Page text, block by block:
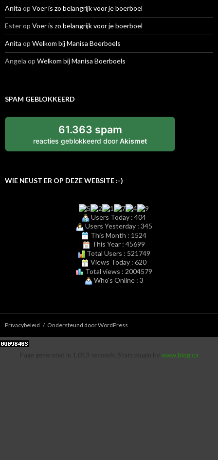
Anita op Voer is zo belangrijk voor je boerboel
Esterop Voer is zo belangrijk voor je boerboel
Anita op Welkom bij Manisa Boerboels
Angela op Welkom bij Manisa Boerboels
SPAM GEBLOKKEERD
61.363 spam
reacties geblokkeerd door Akismet
WIE NEUST ER OP DEZE WEBSITE :-)
Users Today : 404
Users Yesterday : 345
This Month : 1524
This Year : 45699
Total Users : 521749
Views Today : 620
Total views : 2004579
Who's Online : 3
Privacybeleid Ondersteund door WordPress
www.blog.ca